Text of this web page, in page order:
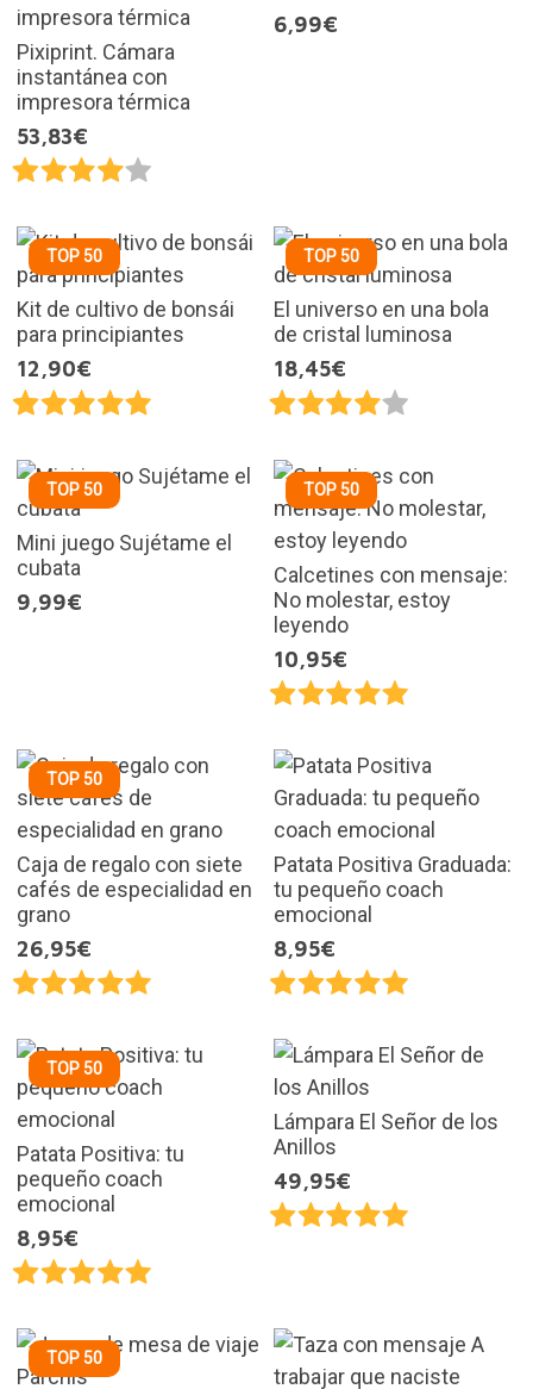
Pixiprint. Cámara
instantánea con
impresora térmica
53,83€
6,99€
TOP 50
Kit de cultivo de bonsái
para principiantes
12,90€
TOP 50
El universo en una bola
de cristal luminosa
18,45€
TOP 50
Mini juego Sujétame el
cubata
9,99€
TOP 50
Calcetines con mensaje:
No molestar, estoy
leyendo
10,95€
TOP 50
Caja de regalo con siete
cafés de especialidad en
grano
26,95€
Patata Positiva Graduada:
tu pequeño coach
emocional
8,95€
TOP 50
Patata Positiva: tu
pequeño coach
emocional
8,95€
Lámpara El Señor de los
Anillos
49,95€
TOP 50